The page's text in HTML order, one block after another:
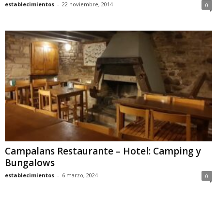
establecimientos - 22 noviembre, 2014 0
Campalans Restaurante – Hotel: Camping y
Bungalows
establecimientos - 6 marzo, 2024 0